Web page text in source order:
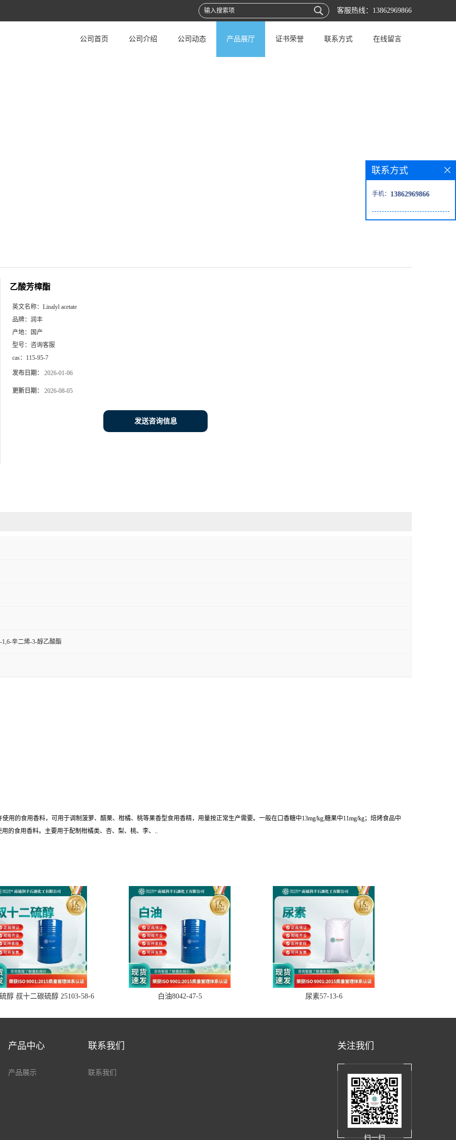
客服热线： 13862969866
公司首页 公司介绍 公司动态 产品展厅 证书荣誉 联系方式 在线留言
乙酸芳樟酯
英文名称： Linalyl acetate
品牌： 润丰
产地：
国产
型号： 咨询客服
cas： 115-95-7
发布日期： 2026-01-06
更新日期： 2026-08-05
发送咨询信息
1,6-辛二烯-3-醇乙酸酯
用的食用香料，可用于调制菠萝、醋栗、柑橘、桃等果香型食用香精，用量按正常生产需要。一般在口香糖中13mg/kg;糖果中11mg/kg；焙烤食品中
的食用香料。主要用于配制柑橘类、杏、梨、桃、李、..
醇 叔十二碳硫醇 25103-58-6 白油8042-47-5 尿素57-13-6
联系方式
手机： 13862969866
产品中心
产品展示
联系我们
联系我们
关注我们
扫一扫